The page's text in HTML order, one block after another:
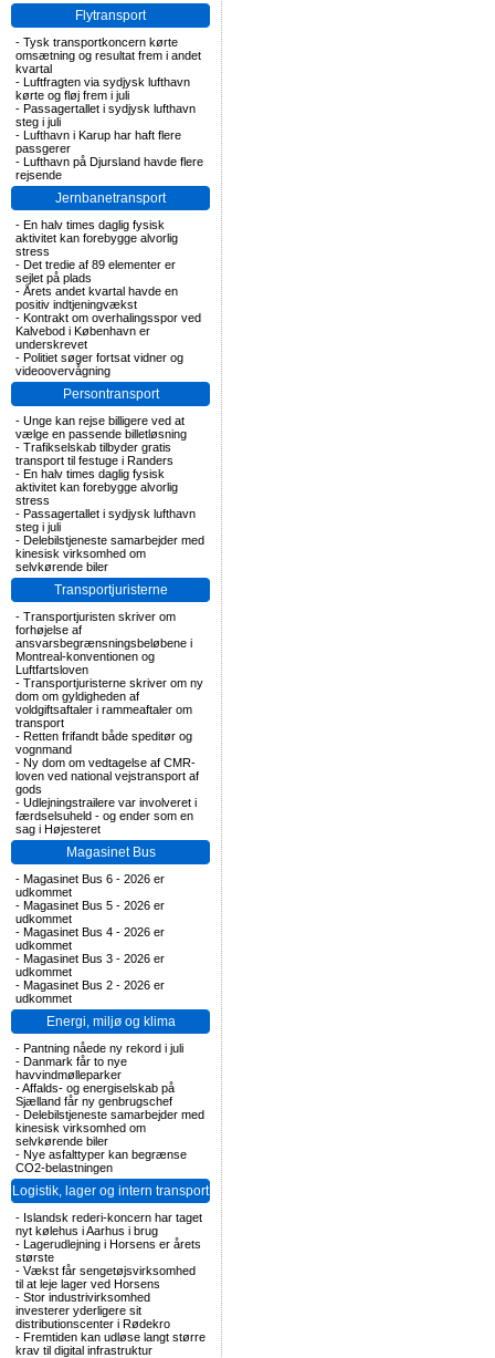
Flytransport
- Tysk transportkoncern kørte
omsætning og resultat frem i andet
kvartal
- Luftfragten via sydjysk lufthavn
kørte og fløj frem i juli
- Passagertallet i sydjysk lufthavn
steg i juli
- Lufthavn i Karup har haft flere
passgerer
- Lufthavn på Djursland havde flere
rejsende
Jernbanetransport
- En halv times daglig fysisk
aktivitet kan forebygge alvorlig
stress
- Det tredie af 89 elementer er
sejlet på plads
- Årets andet kvartal havde en
positiv indtjeningvækst
- Kontrakt om overhalingsspor ved
Kalvebod i København er
underskrevet
- Politiet søger fortsat vidner og
videoovervågning
Persontransport
- Unge kan rejse billigere ved at
vælge en passende billetløsning
- Trafikselskab tilbyder gratis
transport til festuge i Randers
- En halv times daglig fysisk
aktivitet kan forebygge alvorlig
stress
- Passagertallet i sydjysk lufthavn
steg i juli
- Delebilstjeneste samarbejder med
kinesisk virksomhed om
selvkørende biler
Transportjuristerne
- Transportjuristen skriver om
forhøjelse af
ansvarsbegrænsningsbeløbene i
Montreal-konventionen og
Luftfartsloven
- Transportjuristerne skriver om ny
dom om gyldigheden af
voldgiftsaftaler i rammeaftaler om
transport
- Retten frifandt både speditør og
vognmand
- Ny dom om vedtagelse af CMR-
loven ved national vejstransport af
gods
- Udlejningstrailere var involveret i
færdselsuheld - og ender som en
sag i Højesteret
Magasinet Bus
- Magasinet Bus 6 - 2026 er
udkommet
- Magasinet Bus 5 - 2026 er
udkommet
- Magasinet Bus 4 - 2026 er
udkommet
- Magasinet Bus 3 - 2026 er
udkommet
- Magasinet Bus 2 - 2026 er
udkommet
Energi, miljø og klima
- Pantning nåede ny rekord i juli
- Danmark får to nye
havvindmølleparker
-Affalds- og energiselskab på
Sjælland får ny genbrugschef
- Delebilstjeneste samarbejder med
kinesisk virksomhed om
selvkørende biler
- Nye asfalttyper kan begrænse
CO2-belastningen
Logistik, lager og intern transport
- Islandsk rederi-koncern har taget
nyt kølehus i Aarhus i brug
- Lagerudlejning i Horsens er årets
største
- Vækst får sengetøjsvirksomhed
til at leje lager ved Horsens
- Stor industrivirksomhed
investerer yderligere sit
distributionscenter i Rødekro
- Fremtiden kan udløse langt større
krav til digital infrastruktur